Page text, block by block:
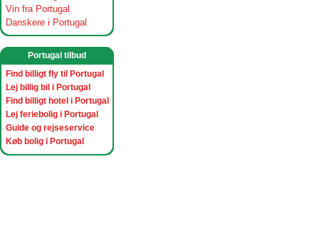
Vin fra Portugal
Danskere i Portugal
Portugal tilbud
Find billigt fly til Portugal
Lej billig bil i Portugal
Find billigt hotel i Portugal
Lej feriebolig i Portugal
Guide og rejseservice
Køb bolig i Portugal